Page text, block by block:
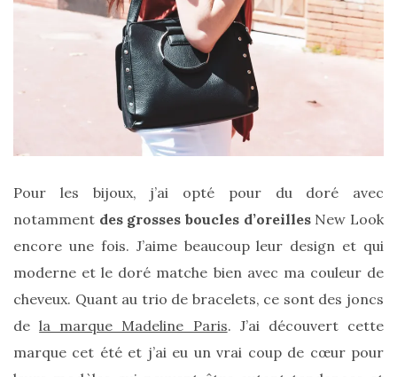
Pour les bijoux, j’ai opté pour du doré avec
notamment des grosses boucles d’oreillesNew Look
encore une fois. J’aime beaucoup leur design et qui
moderne et le doré matche bien avec ma couleur de
cheveux. Quant au trio de bracelets, ce sont des joncs
dela marque Madeline Paris. J’ai découvert cette
marque cet été et j’ai eu un vrai coup de cœur pour